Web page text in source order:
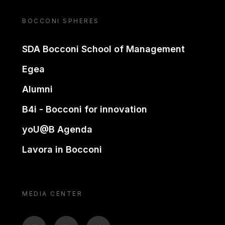
BOCCONI SPHERES
SDA Bocconi School of Management
Egea
Alumni
B4i - Bocconi for innovation
yoU@B Agenda
Lavora in Bocconi
MEDIA CENTER
BTV TL ON